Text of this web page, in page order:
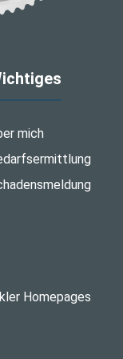
mich
Homepages